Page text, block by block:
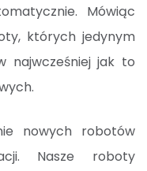
Mówiąc
których jedynym
najwcześniej jak to
nowych robotów
Nasze roboty